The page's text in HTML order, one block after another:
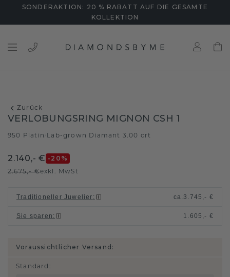
SONDERAKTION: 20 % RABATT AUF DIE GESAMTE
KOLLEKTION
Zurück
VERLOBUNGSRING MIGNON CSH 1
950 Platin Lab-grown Diamant 3.00 crt
2.140,- € -20 %
2.675,- €exkl. MwSt
Traditioneller Juwelier : ca.3.745,- €
Sie sparen : 1.605,- €
Voraussichtlicher Versand:
Standard :